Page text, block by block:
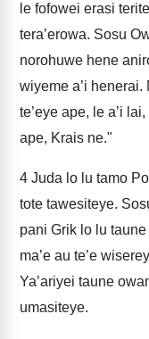
le fofowei erasi
tera’erowa. Sosu
norohuwe hene
wiyeme a’i henerai.
te’eye ape, le a’i
ape, Krais ne."
4 Juda lo lu tamo
tote tawesiteye.
pani Grik lo lu taune
ma’e au te’e
Ya’ariyei taune
umasiteye.